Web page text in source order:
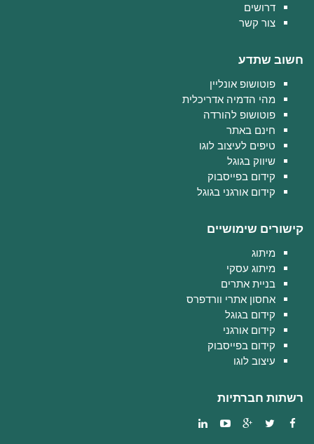
דרושים
צור קשר
חשוב שתדע
פוטושופ אונליין
מהי הדמיה אדריכלית
פוטושופ להורדה
חינם באתר
טיפים לעיצוב לוגו
שיווק בגוגל
קידום בפייסבוק
קידום אורגני בגוגל
קישורים שימושיים
מיתוג
מיתוג עסקי
בניית אתרים
אחסון אתרי וורדפרס
קידום בגוגל
קידום אורגני
קידום בפייסבוק
עיצוב לוגו
רשתות חברתיות